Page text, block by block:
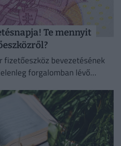
Te mennyit
fizetőeszköz bevezetésének
forgalomban lévő